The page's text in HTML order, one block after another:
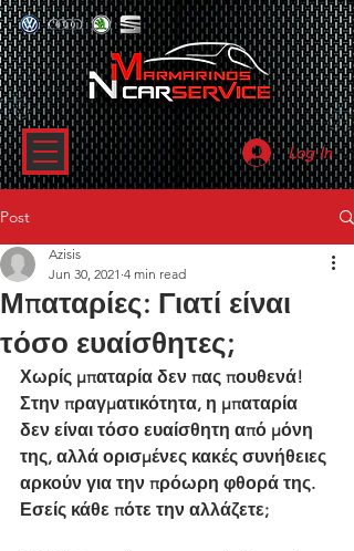
Log In
Post
Μπαταρίες: Γιατί είναι
τόσο ευαίσθητες;
Azisis
Jun 30, 2021 4 min read
Χωρίς μπαταρία δεν πας πουθενά!
Στην πραγματικότητα, η μπαταρία
δεν είναι τόσο ευαίσθητη από μόνη
της, αλλά ορισμένες κακές συνήθειες
αρκούν για την πρόωρη φθορά της.
Εσείς κάθε πότε την αλλάζετε;